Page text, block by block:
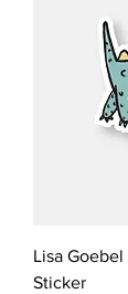
Lisa
Sticker